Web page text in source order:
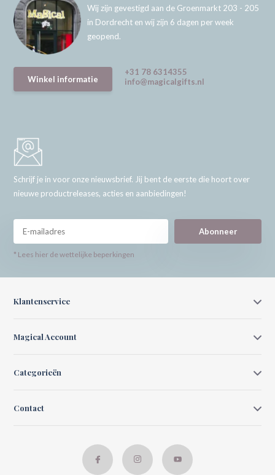
Wij zijn gevestigd aan de Groenmarkt 203 - 205
in Dordrecht en wij zijn 6 dagen per week
geopend.
Winkel informatie
+31 78 6314355
info@magicalgifts.nl
Schrijf je in voor onze nieuwsbrief. Jij bent de eerste die hoort over
nieuwe productreleases, acties en aanbiedingen!
Abonneer
* Lees hier de wettelijke beperkingen
Klantenservice
Magical Account
Categorieën
Contact